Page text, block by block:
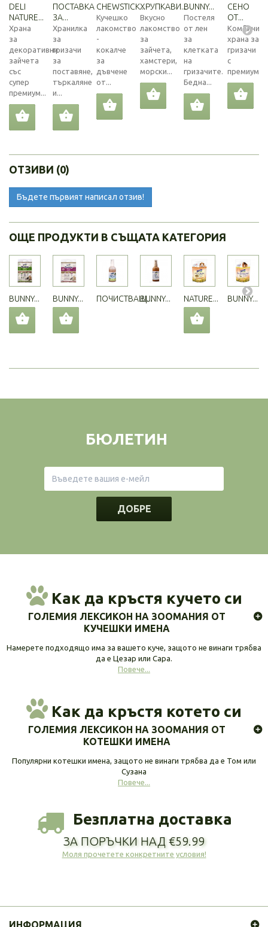
DELI
NATURE...
Храна
за
декоративни
зайчета
със
супер
премиум...
ПОСТАВКА
ЗА...
Хранилка
за
гризачи
за
поставяне,
търкаляне
и...
CHEWSTICK...
Кучешко
лакомство
-
кокалче
за
дъвчене
от...
ХРУПКАВИ...
Вкусно
лакомство
за
зайчета,
хамстери,
морски...
BUNNY...
Постеля
от лен
за
клетката
на
гризачите.
Бедна...
СЕНО
ОТ...
храна за
гризачи
с
премиум...
ОТЗИВИ (0)
Бъдете първият написал отзив!
ОЩЕ ПРОДУКТИ В СЪЩАТА КАТЕГОРИЯ
BUNNY... BUNNY... ПОЧИСТВАЩ...BUNNY... NATURE... BUNNY...
БЮЛЕТИН
ДОБРЕ
Как да кръстя кучето си
ГОЛЕМИЯ ЛЕКСИКОН НА ЗООМАНИЯ ОТ
КУЧЕШКИ ИМЕНА
Намерете подходящо има за вашето куче, защото не винаги трябва
да е Цезар или Сара.
Повече...
Как да кръстя котето си
ГОЛЕМИЯ ЛЕКСИКОН НА ЗООМАНИЯ ОТ
КОТЕШКИ ИМЕНА
Популярни котешки имена, защото не винаги трябва да е Том или
Сузана
Повече...
Безплатна доставка
ЗА ПОРЪЧКИ НАД €59.99
Моля прочетете конкретните условия!
ИНФОРМАЦИЯ